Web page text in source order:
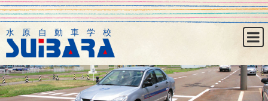
水原自動車学校